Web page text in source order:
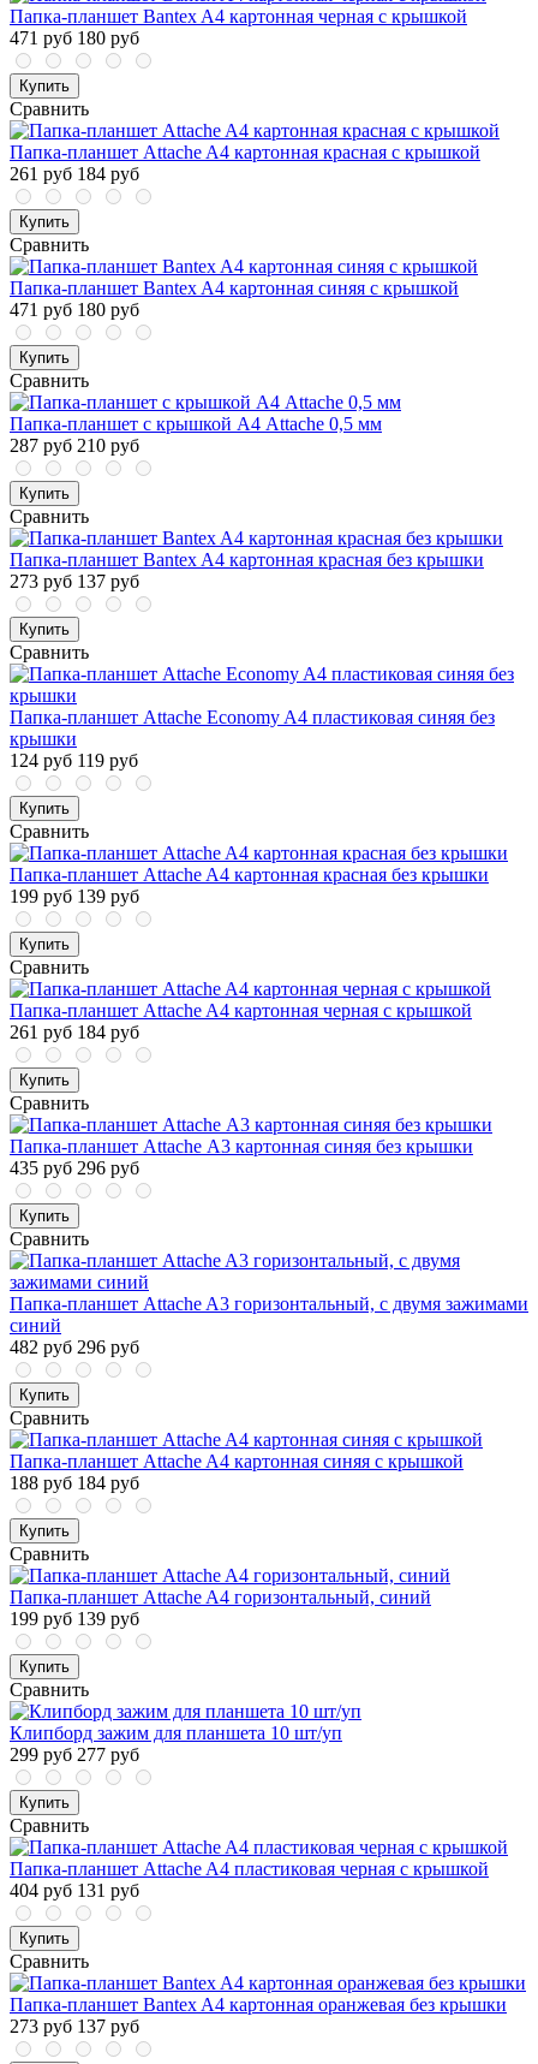
Папка-планшет Bantex A4 картонная черная с крышкой
471 руб 180 руб
Купить
Сравнить
Папка-планшет Attache A4 картонная красная с крышкой
261 руб 184 руб
Купить
Сравнить
Папка-планшет Bantex A4 картонная синяя с крышкой
471 руб 180 руб
Купить
Сравнить
Папка-планшет с крышкой А4 Attache 0,5 мм
287 руб 210 руб
Купить
Сравнить
Папка-планшет Bantex A4 картонная красная без крышки
273 руб 137 руб
Купить
Сравнить
Папка-планшет Attache Economy A4 пластиковая синяя без
крышки
124 руб 119 руб
Купить
Сравнить
Папка-планшет Attache A4 картонная красная без крышки
199 руб 139 руб
Купить
Сравнить
Папка-планшет Attache A4 картонная черная с крышкой
261 руб 184 руб
Купить
Сравнить
Папка-планшет Attache А3 картонная синяя без крышки
435 руб 296 руб
Купить
Сравнить
Папка-планшет Attache A3 горизонтальный, с двумя зажимами
синий
482 руб 296 руб
Купить
Сравнить
Папка-планшет Attache A4 картонная синяя с крышкой
188 руб 184 руб
Купить
Сравнить
Папка-планшет Attache A4 горизонтальный, синий
199 руб 139 руб
Купить
Сравнить
Клипборд зажим для планшета 10 шт/уп
299 руб 277 руб
Купить
Сравнить
Папка-планшет Attache A4 пластиковая черная с крышкой
404 руб 131 руб
Купить
Сравнить
Папка-планшет Bantex A4 картонная оранжевая без крышки
273 руб 137 руб